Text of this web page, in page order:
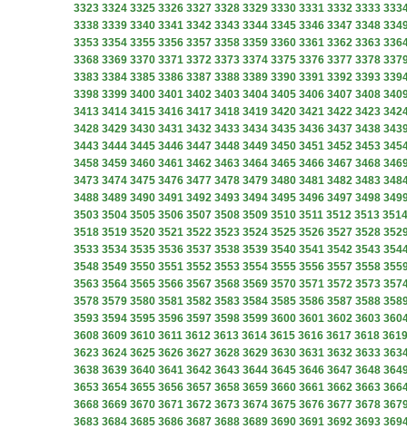
3323 3324 3325 3326 3327 3328 3329 3330 3331 3332 3333
3338 3339 3340 3341 3342 3343 3344 3345 3346 3347 3348
3353 3354 3355 3356 3357 3358 3359 3360 3361 3362 3363
3368 3369 3370 3371 3372 3373 3374 3375 3376 3377 3378
3383 3384 3385 3386 3387 3388 3389 3390 3391 3392 3393
3398 3399 3400 3401 3402 3403 3404 3405 3406 3407 3408
3413 3414 3415 3416 3417 3418 3419 3420 3421 3422 3423
3428 3429 3430 3431 3432 3433 3434 3435 3436 3437 3438
3443 3444 3445 3446 3447 3448 3449 3450 3451 3452 3453
3458 3459 3460 3461 3462 3463 3464 3465 3466 3467 3468
3473 3474 3475 3476 3477 3478 3479 3480 3481 3482 3483
3488 3489 3490 3491 3492 3493 3494 3495 3496 3497 3498
3503 3504 3505 3506 3507 3508 3509 3510 3511 3512 3513 3514
3518 3519 3520 3521 3522 3523 3524 3525 3526 3527 3528
3533 3534 3535 3536 3537 3538 3539 3540 3541 3542 3543
3548 3549 3550 3551 3552 3553 3554 3555 3556 3557 3558
3563 3564 3565 3566 3567 3568 3569 3570 3571 3572 3573
3578 3579 3580 3581 3582 3583 3584 3585 3586 3587 3588
3593 3594 3595 3596 3597 3598 3599 3600 3601 3602 3603
3608 3609 3610 3611 3612 3613 3614 3615 3616 3617 3618 3619
3623 3624 3625 3626 3627 3628 3629 3630 3631 3632 3633
3638 3639 3640 3641 3642 3643 3644 3645 3646 3647 3648
3653 3654 3655 3656 3657 3658 3659 3660 3661 3662 3663
3668 3669 3670 3671 3672 3673 3674 3675 3676 3677 3678
3683 3684 3685 3686 3687 3688 3689 3690 3691 3692 3693